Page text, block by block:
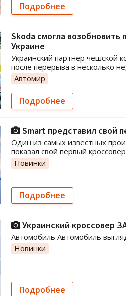
Подробнее
Skoda смогла
Украине
Украинский партнер чешской
после перерыва в несколько
Автомир
Подробнее
Smart представил свой
Один из самых известных
показал свой первый
Новинки
Подробнее
Украинский кроссовер
Автомобиль Автомобиль
Новинки
Подробнее